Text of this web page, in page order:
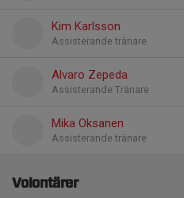
Kim Karlsson
Assisterande tränare
Alvaro Zepeda
Assisterande Tränare
Mika Oksanen
Assisterande tränare
Volontärer